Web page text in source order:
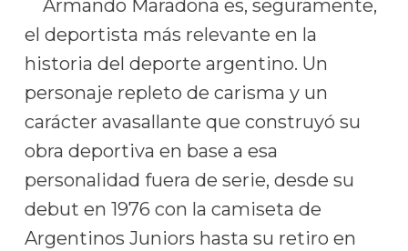
Armando Maradona es, seguramente,
el deportista más relevante en la
historia del deporte argentino. Un
personaje repleto de carisma y un
carácter avasallante que construyó su
obra deportiva en base a esa
personalidad fuera de serie, desde su
debut en 1976 con la camiseta de
Argentinos Juniors hasta su retiro en